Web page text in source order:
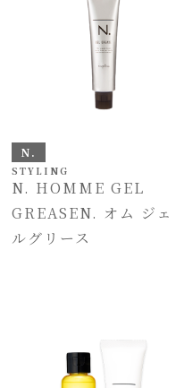
N.
STYLING
N. HOMME GEL
GREASEN. オム ジェ
ルグリース